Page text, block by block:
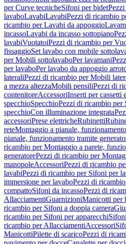
per Curve tecnicheSifoni per bidet
lavaboLavabiLavabiPezzi di ricambio
ricambio per Lavabi da appoggio
incassoLavabi da incasso sottopiano
lavabiVuotatoiPezzi di ricambio per
fissaggioSet lavabo con mobile
per Mobili sottolavaboPer lavamani
per lavaboPer lavabo da appoggio
lateraliPezzi di ricambio per Mobili
a mezza altezzaMobili pensiliPezzi di
contenitoreAccessoriInserti per cassetti
specchioSpecchioPezzi di ricambio per
specchioCon illuminazione integrata
accessoriPrese elettricheRubinetti
reteMontaggio a pianale,
pianale, funzionamento tramite
ricambio per Montaggio a parete,
generatorePezzi di ricambio per
manopoleAccessoriPezzi di ricambio
lavabiPezzi di ricambio per Sifoni per
immersione per lavaboPezzi di
compattoSifoni da incassoPezzi di
AllacciamentiGuarnizioniManicotti per
ricambio per Sifoni a doppia camera
ricambio per Sifoni per apparecchi
ricambio per AllacciamentiAccessori
ManicottiPilette di scaricoPezzi di